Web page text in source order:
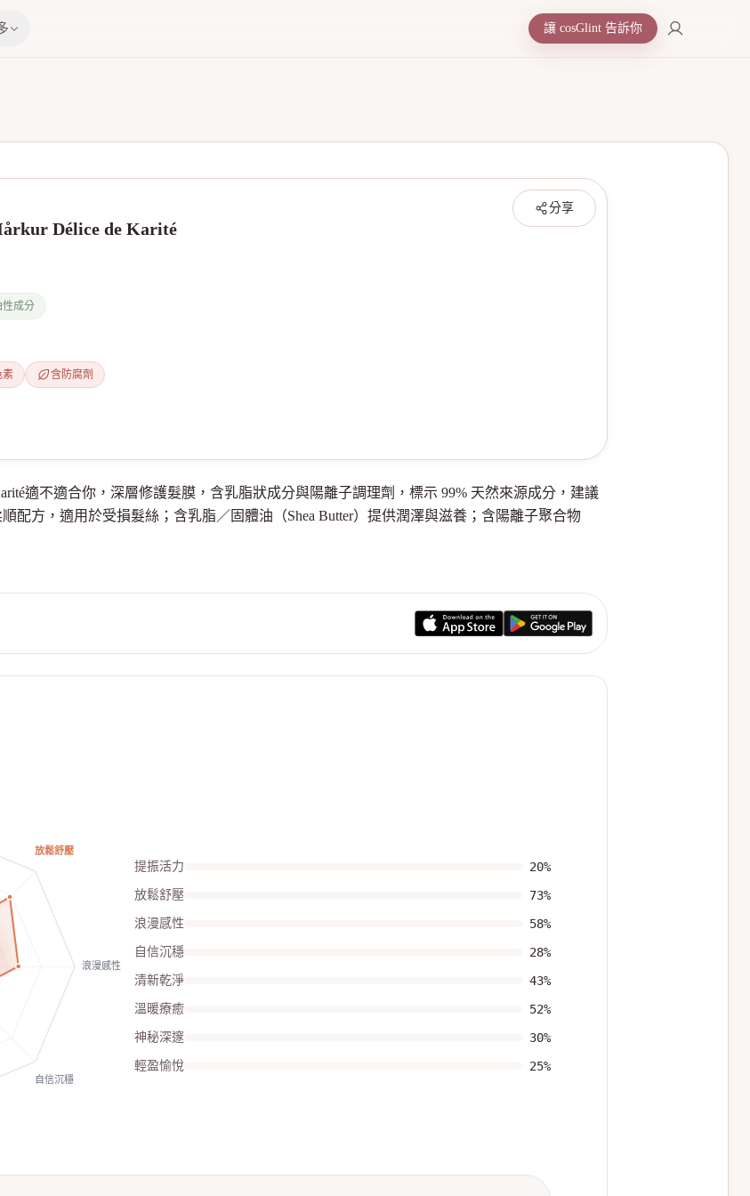
讓 cosGlint 告訴你
分享
Délice de Karité
性成分
素 含防腐劑
適不適合你，深層修護髮膜，含乳脂狀成分與陽離子調理劑，標示 99% 天然來源成分，建議
配方，適用於受損髮絲；含乳脂／固體油（Shea Butter）提供潤澤與滋養；含陽離子聚合物
放鬆舒壓
浪漫感性
自信沉穩
提振活力 20%
放鬆舒壓 73%
浪漫感性 58%
自信沉穩 28%
清新乾淨 43%
溫暖療癒 52%
神秘深邃 30%
輕盈愉悅 25%